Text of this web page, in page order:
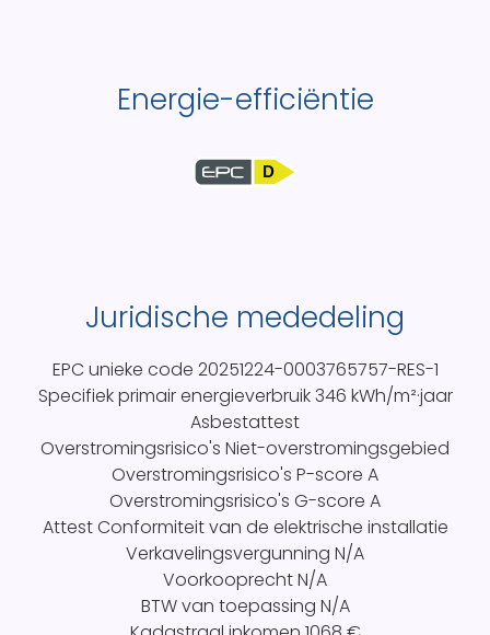
Energie-efficiëntie
D
Juridische mededeling
EPC unieke code 20251224-0003765757-RES-1
Specifiek primair energieverbruik346 kWh/m²·jaar
Asbestattest
Overstromingsrisico's Niet-overstromingsgebied
Overstromingsrisico's P-score A
Overstromingsrisico's G-score A
Attest Conformiteit van de elektrische installatie
Verkavelingsvergunning N/A
VoorkooprechtN/A
BTW van toepassing N/A